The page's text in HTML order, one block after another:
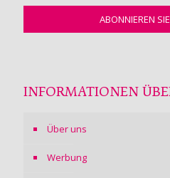
INFORMATIONEN
Über uns
Werbung